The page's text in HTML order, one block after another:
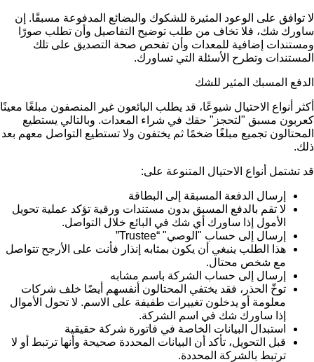
لا توافق على الوعود المثيرة للشكوك والبضائع المدفوعة مسبقًا. إن
ساورك شك، فلا تخاف من طلب توضيح التفاصيل وأن تطلب صورًا
ومستندات إضافية للمعدات وأن تفحص صحة التصديق على تلك
المستندات وتطرح الأسئلة التي تساورك.
الدفع المسبك المثير للشك
أكثر أنواع الاحتيال شيوعًا، قد يطلب البائعون غير المنصفون مبلغًا معينًا
كعربون مسبق "لتحجز" حقك في شراء المعدات. وبالتالي يستطيع
المحتالون تجميع مبلغًا ضخمًا ثم يختفون ولا تستطيع التواصل معهم بعد
ذلك.
قد تشتمل أنواع الاحتيال المتنوعة على:
إرسال الدفعة المسبقة إلى البطاقة
لا تقم بالدفع المسبق بدون مستندات ورقية تؤكد عملية تحويل
الأمول إذا ساورك أي شك في البائع خلال التواصل.
إرسال إلى حساب "الوصي" “Trustee”
هذا الطلب ينبغي أن يكون بمثابه إنذار فأنت على الأرجح تتواصل
مع شخص محتال.
إرسال إلى حساب الشركة باسم مشابه
توخّ الحذر، فقد يختفي المحتالون أنفسهم أيضًا خلف شركات
معلومة أو يدخلون تغييرات طفيفة على الاسم. لا تحول الأموال
إذا ساورك شك في اسم الشركة.
استبدال البيانات الخاصة في فاتورة شركة حقيقية
قبل التحويل، تأكد أن البيانات المحددة صحيحة وأنها ترتبط أو لا
ترتبط بالشركة المحددة.